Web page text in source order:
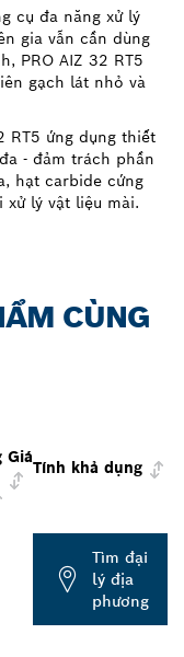
cụ đa năng xử lý
gia vẫn cần dùng
PRO AIZ 32 RT5
gạch lát nhỏ và
RT5 ứng dụng thiết
- đảm trách phần
hạt carbide cứng
xử lý vật liệu mài.
CÙNG
Giá
Tính khả dụng
Tìm đại
lý địa
phương